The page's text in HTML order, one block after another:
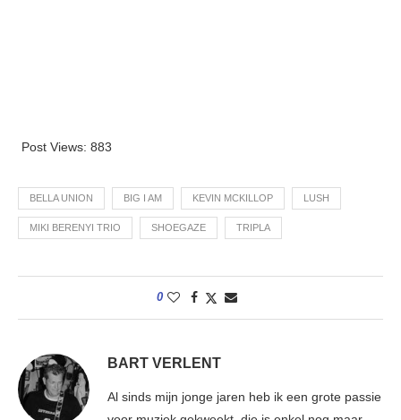
Post Views: 883
BELLA UNION BIG I AM KEVIN MCKILLOP LUSH
MIKI BERENYI TRIO SHOEGAZE TRIPLA
0
BART VERLENT
Al sinds mijn jonge jaren heb ik een grote passie